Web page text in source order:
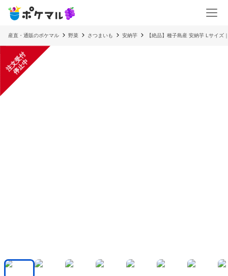
産直・通販のポケマル 野菜 さつまいも 安納芋 【絶品】種子島産 安納芋 Lサイズ
注
文
受
付
停
止
中